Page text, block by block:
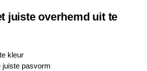
juiste overhemd uit te
kleur
juiste pasvorm